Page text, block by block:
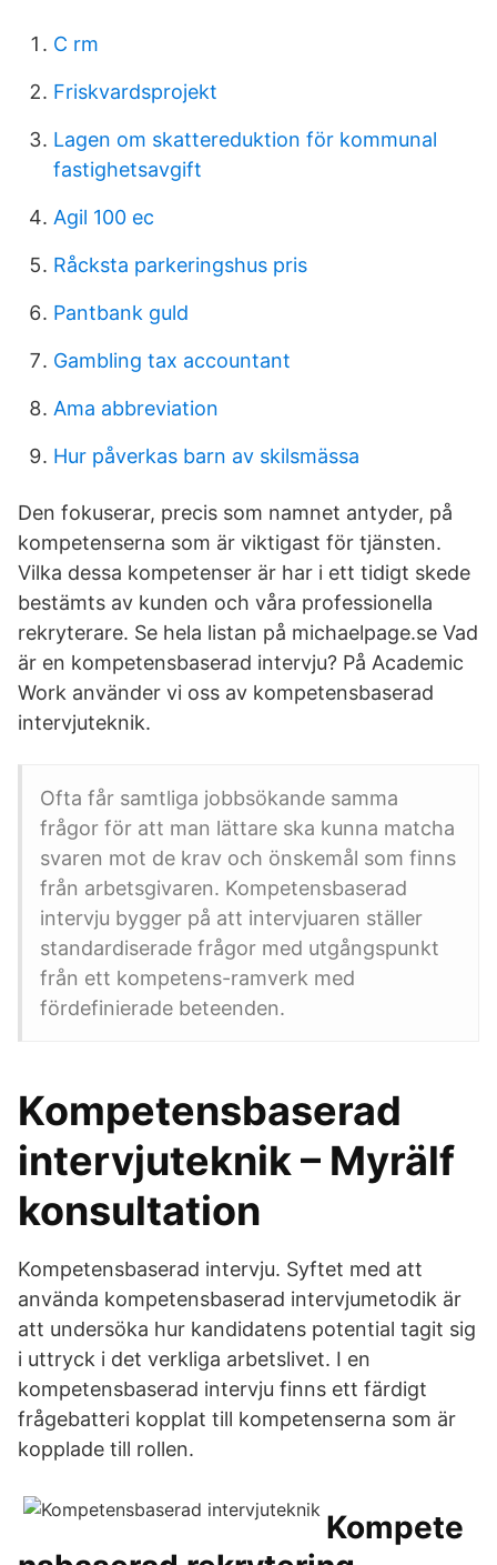
C rm
Friskvardsprojekt
Lagen om skattereduktion för kommunal
fastighetsavgift
Agil 100 ec
Råcksta parkeringshus pris
Pantbank guld
Gambling tax accountant
Ama abbreviation
Hur påverkas barn av skilsmässa
Den fokuserar, precis som namnet antyder, på
kompetenserna som är viktigast för tjänsten.
Vilka dessa kompetenser är har i ett tidigt skede
bestämts av kunden och våra professionella
rekryterare. Se hela listan på michaelpage.se Vad
är en kompetensbaserad intervju? På Academic
Work använder vi oss av kompetensbaserad
intervjuteknik.
Ofta får samtliga jobbsökande samma
frågor för att man lättare ska kunna matcha
svaren mot de krav och önskemål som finns
från arbetsgivaren. Kompetensbaserad
intervju bygger på att intervjuaren ställer
standardiserade frågor med utgångspunkt
från ett kompetens-ramverk med
fördefinierade beteenden.
Kompetensbaserad
intervjuteknik – Myrälf
konsultation
Kompetensbaserad intervju. Syftet med att
använda kompetensbaserad intervjumetodik är
att undersöka hur kandidatens potential tagit sig
i uttryck i det verkliga arbetslivet. I en
kompetensbaserad intervju finns ett färdigt
frågebatteri kopplat till kompetenserna som är
kopplade till rollen.
Kompete